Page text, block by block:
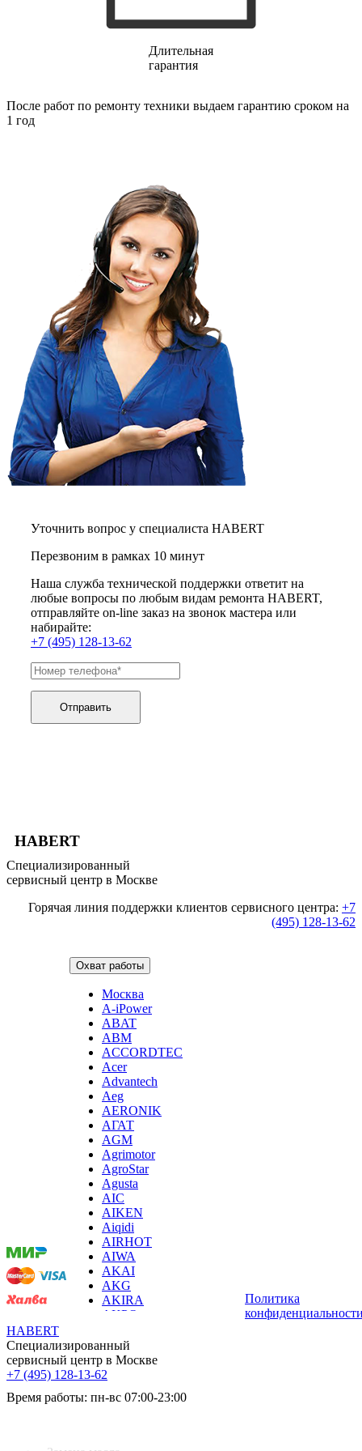
Длительная
гарантия
После работ по ремонту техники выдаем гарантию сроком на
1 год
Уточнить вопрос у специалиста HABERT
Перезвоним в рамках 10 минут
Наша служба технической поддержки ответит на
любые вопросы по любым видам ремонта HABERT,
отправляйте on-line заказ на звонок мастера или
набирайте:
+7 (495) 128-13-62
Отправить
HABERT
Специализированный
сервисный центр в Москве
Горячая линия поддержки клиентов сервисного центра: +7
(495) 128-13-62
Охват работы
Москва
A-iPower
ABAT
ABM
ACCORDTEC
Acer
Advantech
Aeg
AERONIK
АГАТ
AGM
Agrimotor
AgroStar
Agusta
AIC
AIKEN
Aiqidi
AIRHOT
AIWA
AKAI
AKG
AKIRA
AKPO
AL-KO
ALCATEL
Alienware
ALLFA
Политика
HABERT
Специализированный
сервисный центр в Москве
+7 (495) 128-13-62
Время работы: пн-вс 07:00-23:00